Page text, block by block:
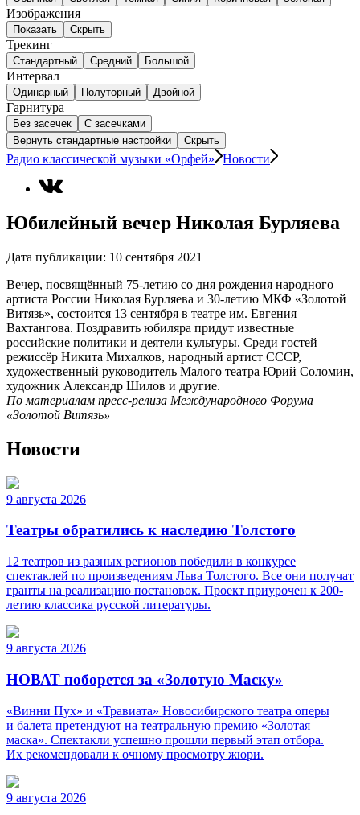
Изображения
Показать Скрыть
Трекинг
Стандартный Средний Большой
Интервал
Одинарный Полуторный Двойной
Гарнитура
Без засечек
С засечками
Вернуть стандартные настройки
Скрыть
Радио классической музыки «Орфей» Новости
Юбилейный вечер Николая Бурляева
Дата публикации: 10 сентября 2021
Вечер, посвящённый 75-летию со дня рождения народного
артиста России Николая Бурляева и 30-летию МКФ «Золотой
Витязь», состоится 13 сентября в театре им. Евгения
Вахтангова. Поздравить юбиляра придут известные
российские политики и деятели культуры. Среди гостей
режиссёр Никита Михалков, народный артист СССР,
художественный руководитель Малого театра Юрий Соломин,
художник Александр Шилов и другие.
По материалам пресс-релиза Международного Форума
«Золотой Витязь»
Новости
9 августа 2026
Театры обратились к наследию Толстого
12 театров из разных регионов победили в конкурсе
спектаклей по произведениям Льва Толстого. Все они получат
гранты на реализацию постановок. Проект приурочен к 200-
летию классика русской литературы.
9 августа 2026
НОВАТ поборется за «Золотую Маску»
«Винни Пух» и «Травиата» Новосибирского театра оперы
и балета претендуют на театральную премию «Золотая
маска». Спектакли успешно прошли первый этап отбора.
Их рекомендовали к очному просмотру жюри.
9 августа 2026